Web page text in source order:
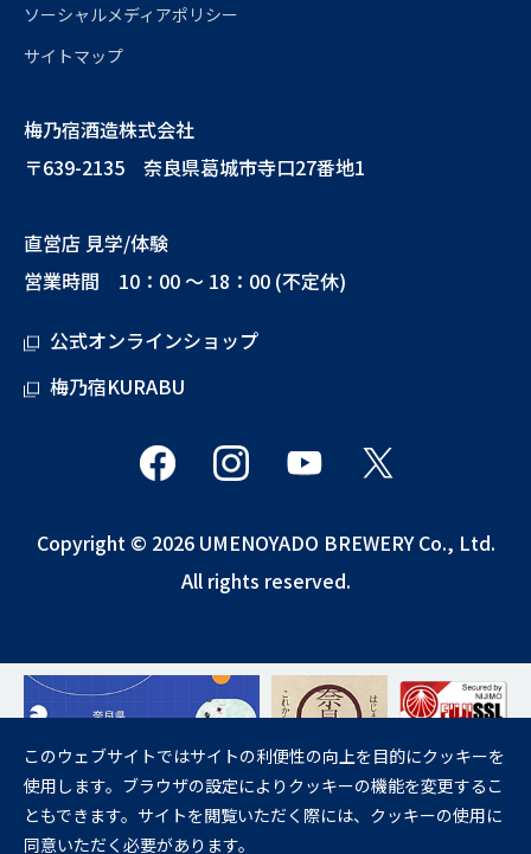
ソーシャルメディアポリシー
サイトマップ
梅乃宿酒造株式会社
〒639-2135 奈良県葛城市寺口27番地1
直営店 見学/体験
営業時間 10：00 ～ 18：00 (不定休)
公式オンラインショップ
梅乃宿KURABU
Copyright © 2026 UMENOYADO BREWERY Co., Ltd.
All rights reserved.
飲酒は20歳になってから。
妊娠中や授乳期の飲酒は、胎児・乳児の発育に悪影響を与えるおそれが
あります。
このウェブサイトではサイトの利便性の向上を目的にクッキーを
使用します。ブラウザの設定によりクッキーの機能を変更するこ
ともできます。サイトを閲覧いただく際には、クッキーの使用に
同意いただく必要があります。